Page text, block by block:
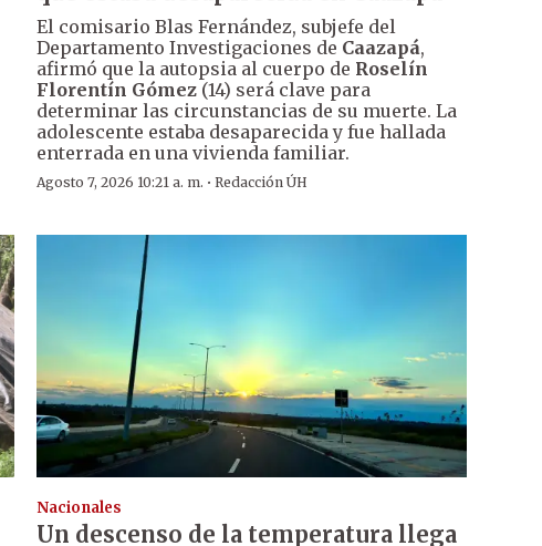
El comisario Blas Fernández, subjefe del
Departamento Investigaciones de Caazapá,
afirmó que la autopsia al cuerpo de Roselín
Florentín Gómez(14) será clave para
determinar las circunstancias de su muerte. La
adolescente estaba desaparecida y fue hallada
enterrada en una vivienda familiar.
Agosto 7, 2026 10:21 a. m. · Redacción ÚH
Nacionales
Un descenso de la temperatura llega